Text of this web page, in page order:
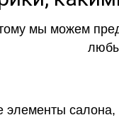
мы можем